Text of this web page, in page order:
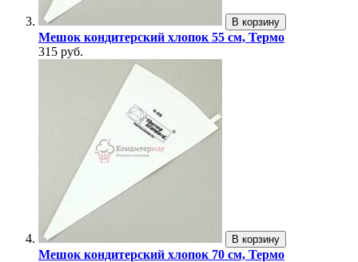
В корзину
Мешок кондитерский хлопок 55 см, Термо
315 руб.
В корзину
Мешок кондитерский хлопок 70 см, Термо